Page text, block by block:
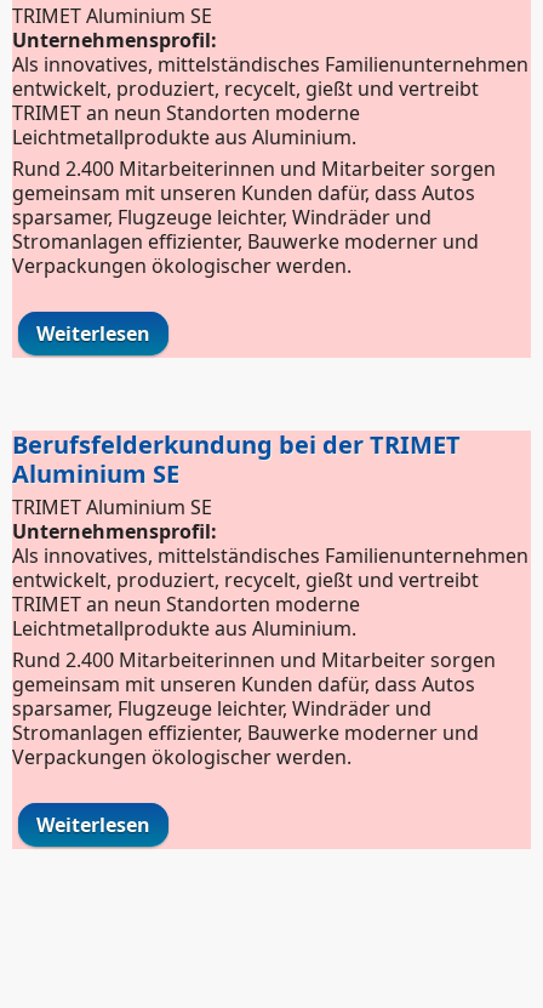
TRIMET Aluminium SE
Unternehmensprofil:
Als innovatives, mittelständisches Familienunternehmen
entwickelt, produziert, recycelt, gießt und vertreibt
TRIMET an neun Standorten moderne
Leichtmetallprodukte aus Aluminium.
Rund 2.400 Mitarbeiterinnen und Mitarbeiter sorgen
gemeinsam mit unseren Kunden dafür, dass Autos
sparsamer, Flugzeuge leichter, Windräder und
Stromanlagen effizienter, Bauwerke moderner und
Verpackungen ökologischer werden.
Weiterlesen über Berufsfelderkundung bei der
TRIMET Aluminium SE
Berufsfelderkundung bei der TRIMET
Aluminium SE
TRIMET Aluminium SE
Unternehmensprofil:
Als innovatives, mittelständisches Familienunternehmen
entwickelt, produziert, recycelt, gießt und vertreibt
TRIMET an neun Standorten moderne
Leichtmetallprodukte aus Aluminium.
Rund 2.400 Mitarbeiterinnen und Mitarbeiter sorgen
gemeinsam mit unseren Kunden dafür, dass Autos
sparsamer, Flugzeuge leichter, Windräder und
Stromanlagen effizienter, Bauwerke moderner und
Verpackungen ökologischer werden.
Weiterlesen über Berufsfelderkundung bei der
TRIMET Aluminium SE